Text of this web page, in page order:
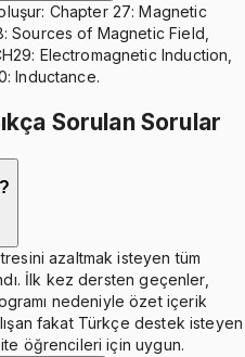
Chapter 27: Magnetic
Sources of Magnetic Field,
Electromagnetic Induction,
Inductance.
Sorulan Sorular
azaltmak isteyen tüm
İlk kez dersten geçenler,
nedeniyle özet içerik
fakat Türkçe destek isteyen
öğrencileri için uygun.